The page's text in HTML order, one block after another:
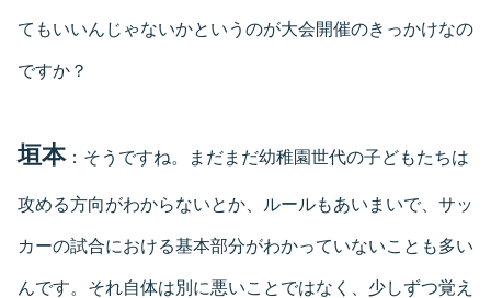
てもいいんじゃないかというのが大会開催のきっかけなの
ですか？
垣本：そうですね。まだまだ幼稚園世代の子どもたちは
攻める方向がわからないとか、ルールもあいまいで、サッ
カーの試合における基本部分がわかっていないことも多い
んです。それ自体は別に悪いことではなく、少しずつ覚え